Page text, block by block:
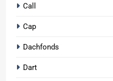
Call
Cap
Dachfonds
Dart